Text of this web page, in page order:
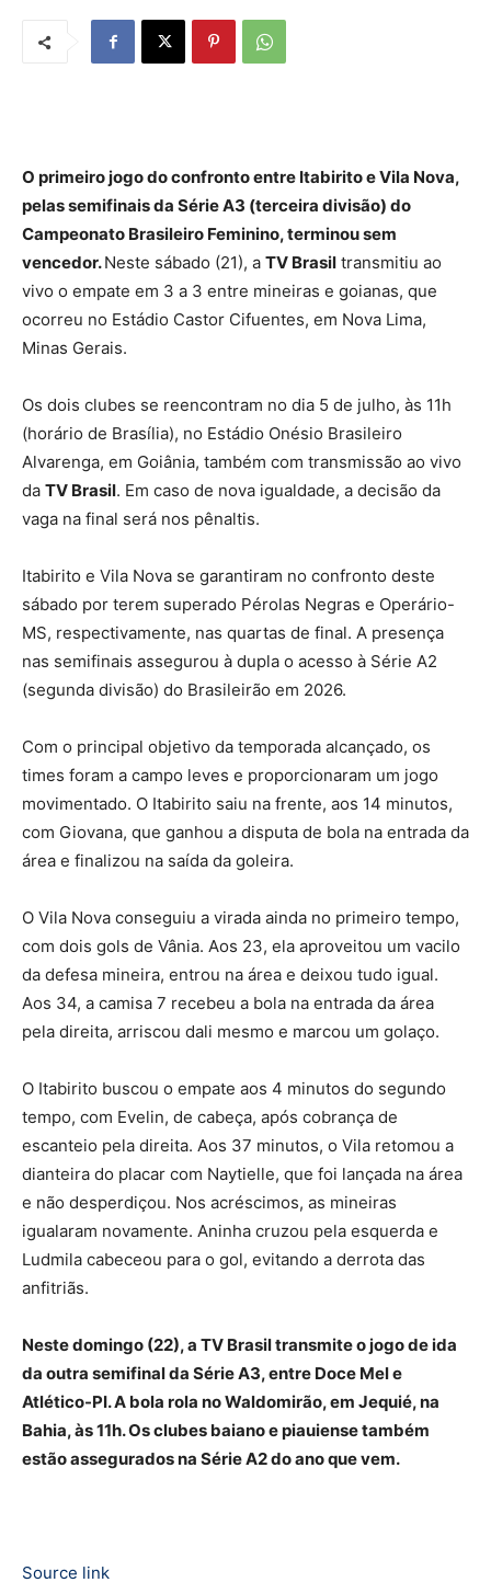
O primeiro jogo do confronto entre Itabirito e Vila Nova,
pelas semifinais da Série A3 (terceira divisão) do
Campeonato Brasileiro Feminino, terminou sem
vencedor.Neste sábado (21), a TV Brasil transmitiu ao
vivo o empate em 3 a 3 entre mineiras e goianas, que
ocorreu no Estádio Castor Cifuentes, em Nova Lima,
Minas Gerais.
Os dois clubes se reencontram no dia 5 de julho, às 11h
(horário de Brasília), no Estádio Onésio Brasileiro
Alvarenga, em Goiânia, também com transmissão ao vivo
da TV Brasil. Em caso de nova igualdade, a decisão da
vaga na final será nos pênaltis.
Itabirito e Vila Nova se garantiram no confronto deste
sábado por terem superado Pérolas Negras e Operário-
MS, respectivamente, nas quartas de final. A presença
nas semifinais assegurou à dupla o acesso à Série A2
(segunda divisão) do Brasileirão em 2026.
Com o principal objetivo da temporada alcançado, os
times foram a campo leves e proporcionaram um jogo
movimentado. O Itabirito saiu na frente, aos 14 minutos,
com Giovana, que ganhou a disputa de bola na entrada da
área e finalizou na saída da goleira.
O Vila Nova conseguiu a virada ainda no primeiro tempo,
com dois gols de Vânia. Aos 23, ela aproveitou um vacilo
da defesa mineira, entrou na área e deixou tudo igual.
Aos 34, a camisa 7 recebeu a bola na entrada da área
pela direita, arriscou dali mesmo e marcou um golaço.
O Itabirito buscou o empate aos 4 minutos do segundo
tempo, com Evelin, de cabeça, após cobrança de
escanteio pela direita. Aos 37 minutos, o Vila retomou a
dianteira do placar com Naytielle, que foi lançada na área
e não desperdiçou. Nos acréscimos, as mineiras
igualaram novamente. Aninha cruzou pela esquerda e
Ludmila cabeceou para o gol, evitando a derrota das
anfitriãs.
Neste domingo (22), a TV Brasil transmite o jogo de ida
da outra semifinal da Série A3, entre Doce Mel e
Atlético-PI. A bola rola no Waldomirão, em Jequié, na
Bahia, às 11h. Os clubes baiano e piauiense também
estão assegurados na Série A2 do ano que vem.
Source link